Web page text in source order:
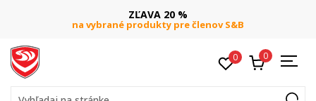
ZĽAVA 20 %
na vybrané produkty pre členov S&B
0 0